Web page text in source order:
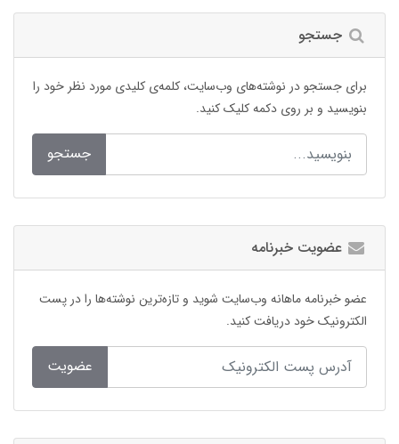
جستجو
برای جستجو در نوشته‌های وب‌سایت، کلمه‌ی کلیدی مورد نظر خود را
بنویسید و بر روی دکمه کلیک کنید.
جستجو
عضویت خبرنامه
عضو خبرنامه ماهانه وب‌سایت شوید و تازه‌ترین نوشته‌ها را در پست
الکترونیک خود دریافت کنید.
عضویت